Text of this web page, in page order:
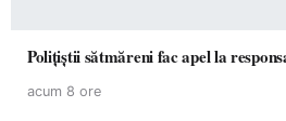
acum 8 ore